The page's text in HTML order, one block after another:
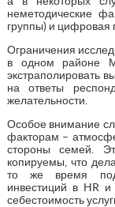
неметодические
группы) и цифровая
Ограничения
в одном районе
экстраполировать
на ответы
желательности.
Особое внимание
факторам –
стороны семей.
копируемы, что
то же время
инвестиций в HR и
себестоимость